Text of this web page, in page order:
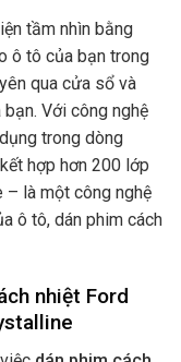
tầm nhìn bằng
ô tô của bạn trong
qua cửa sổ và
Với công nghệ
trong dòng
hợp hơn 200 lớp
là một công nghệ
ô tô, dán phim cách
nhiệt Ford